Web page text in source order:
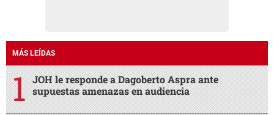
MÁS LEÍDAS
JOH le responde a Dagoberto Aspra ante
supuestas amenazas en audiencia